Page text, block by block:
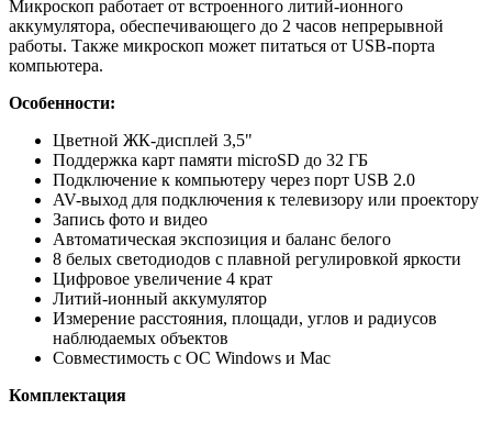
Микроскоп работает от встроенного литий-ионного
аккумулятора, обеспечивающего до 2 часов непрерывной
работы. Также микроскоп может питаться от USB-порта
компьютера.
Особенности:
Цветной ЖК-дисплей 3,5"
Поддержка карт памяти microSD до 32 ГБ
Подключение к компьютеру через порт USB 2.0
AV-выход для подключения к телевизору или проектору
Запись фото и видео
Автоматическая экспозиция и баланс белого
8 белых светодиодов с плавной регулировкой яркости
Цифровое увеличение 4 крат
Литий-ионный аккумулятор
Измерение расстояния, площади, углов и радиусов
наблюдаемых объектов
Совместимость с ОС Windows и Mac
Комплектация